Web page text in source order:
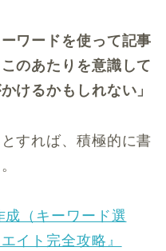
ワードを使って記事
のあたりを意識して
けるかもしれない」
すれば、積極的に書
成（キーワード選
イト完全攻略』